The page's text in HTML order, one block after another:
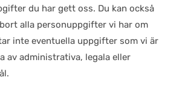
du har gett oss. Du kan också
alla personuppgifter vi har om
inte eventuella uppgifter som vi är
av administrativa, legala eller